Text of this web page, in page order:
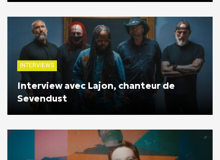
INTERVIEWS
Interview avec Lajon, chanteur de
Sevendust